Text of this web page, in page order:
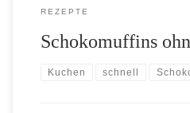
REZEPTE
Schokomuffins
Kuchen schnell